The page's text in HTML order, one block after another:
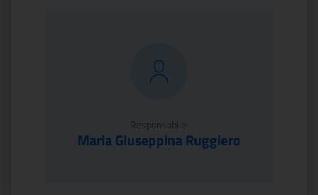
Responsabile:
Maria Giuseppina Ruggiero